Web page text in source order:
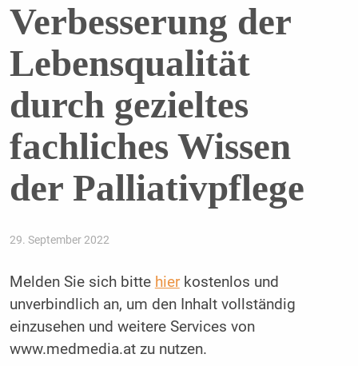
Verbesserung der
Lebensqualität
durch gezieltes
fachliches Wissen
der Palliativpflege
29. September 2022
Melden Sie sich bitte hierkostenlos und
unverbindlich an, um den Inhalt vollständig
einzusehen und weitere Services von
www.medmedia.at zu nutzen.